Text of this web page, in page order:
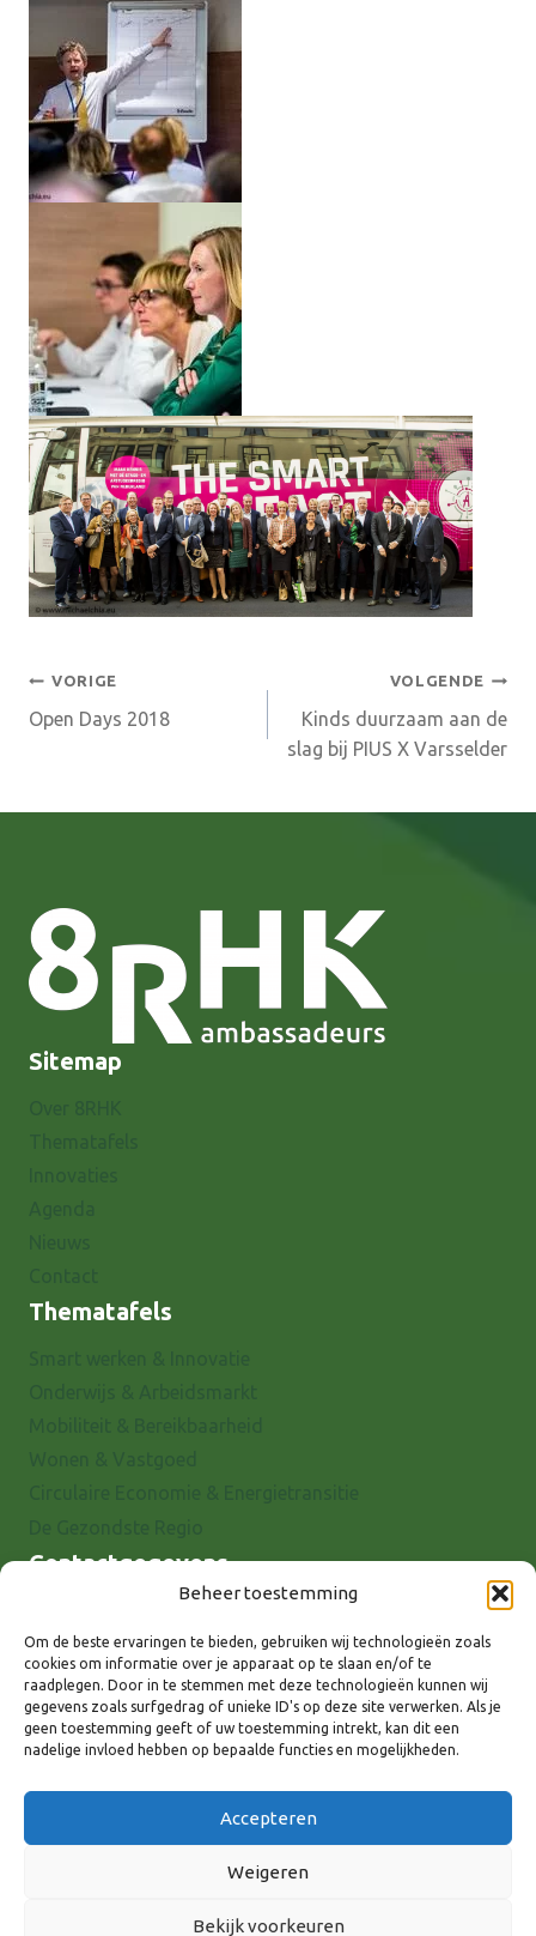
Beheer toestemming
Om de beste ervaringen te bieden, gebruiken wij technologieën zoals
cookies om informatie over je apparaat op te slaan en/of te
raadplegen. Door in te stemmen met deze technologieën kunnen wij
gegevens zoals surfgedrag of unieke ID's op deze site verwerken. Als je
geen toestemming geeft of uw toestemming intrekt, kan dit een
nadelige invloed hebben op bepaalde functies en mogelijkheden.
Accepteren
Weigeren
Bekijk voorkeuren
Bericht
navigatie
VORIGE
Open Days 2018
VOLGENDE
Kinds duurzaam aan de
slag bij PIUS X Varsselder
Sitemap
Thematafels
Contactgegevens
7001 EX Doetinchem
E-mail: info@8rhk.nl
Telefoonnummers
Privacyverklaring